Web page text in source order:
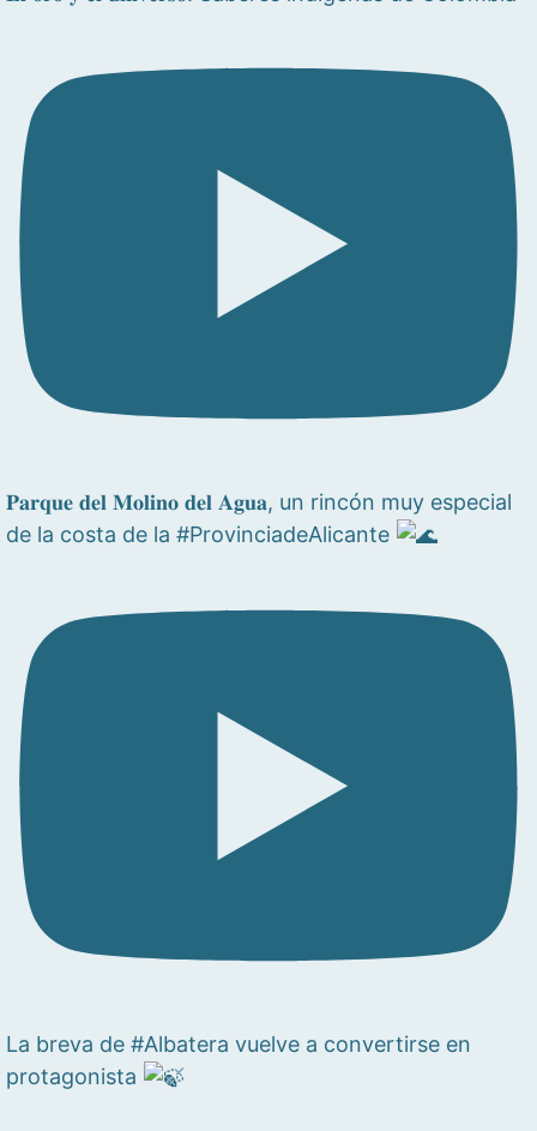
𝐏𝐚𝐫𝐪𝐮𝐞 𝐝𝐞𝐥 𝐌𝐨𝐥𝐢𝐧𝐨 𝐝𝐞𝐥 𝐀𝐠𝐮𝐚, un rincón muy especial
de la costa de la #ProvinciadeAlicante
La breva de #Albatera vuelve a convertirse en
protagonista